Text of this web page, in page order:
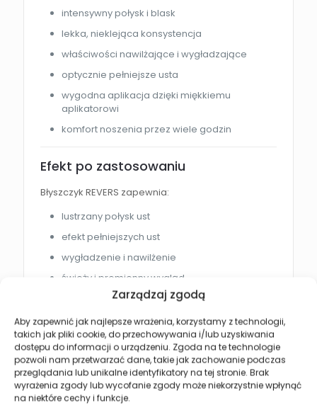
Zarządzaj zgodą
Aby zapewnić jak najlepsze wrażenia, korzystamy z technologii,
takich jak pliki cookie, do przechowywania i/lub uzyskiwania
dostępu do informacji o urządzeniu. Zgoda na te technologie
pozwoli nam przetwarzać dane, takie jak zachowanie podczas
przeglądania lub unikalne identyfikatory na tej stronie. Brak
wyrażenia zgody lub wycofanie zgody może niekorzystnie wpłynąć
na niektóre cechy i funkcje.
intensywny połysk i blask
lekka, nieklejąca konsystencja
właściwości nawilżające i wygładzające
optycznie pełniejsze usta
wygodna aplikacja dzięki miękkiemu
aplikatorowi
komfort noszenia przez wiele godzin
Efekt po zastosowaniu
Błyszczyk REVERS zapewnia:
lustrzany połysk ust
efekt pełniejszych ust
wygładzenie i nawilżenie
świeży i promienny wygląd
eleganckie wykończenie makijażu
Jak używać błyszczyka?
Nałóż produkt równomiernie na czyste i suche
usta.
Rozprowadź za pomocą aplikatora od środka